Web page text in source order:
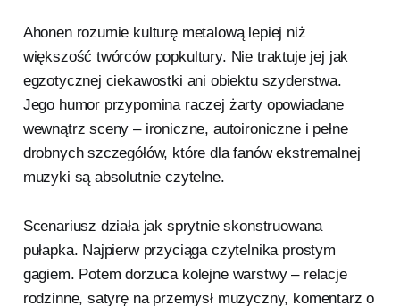
Ahonen rozumie kulturę metalową lepiej niż
większość twórców popkultury. Nie traktuje jej jak
egzotycznej ciekawostki ani obiektu szyderstwa.
Jego humor przypomina raczej żarty opowiadane
wewnątrz sceny – ironiczne, autoironiczne i pełne
drobnych szczegółów, które dla fanów ekstremalnej
muzyki są absolutnie czytelne.
Scenariusz działa jak sprytnie skonstruowana
pułapka. Najpierw przyciąga czytelnika prostym
gagiem. Potem dorzuca kolejne warstwy – relacje
rodzinne, satyrę na przemysł muzyczny, komentarz o